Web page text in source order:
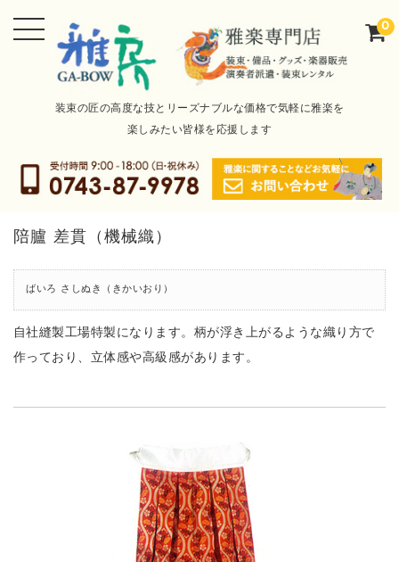
装束の匠の高度な技とリーズナブルな価格で気軽に雅楽を
楽しみたい皆様を応援します
0
陪臚 差貫（機械織）
ばいろ さしぬき（きかいおり）
自社縫製工場特製になります。柄が浮き上がるような織り方で
作っており、立体感や高級感があります。